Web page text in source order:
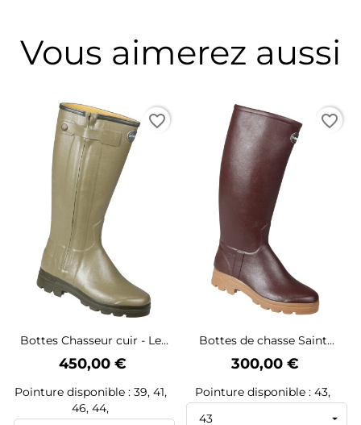
Vous aimerez aussi
Bottes Chasseur cuir - Le...
Prix
450,00 €
Pointure disponible : 39, 41,
46, 44,
favorite_border
Bottes de chasse Saint...
Prix
300,00 €
Pointure disponible : 43,
favorite_border